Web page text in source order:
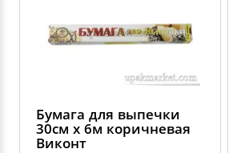
Бумага для выпечки
30см х 6м коричневая
Виконт